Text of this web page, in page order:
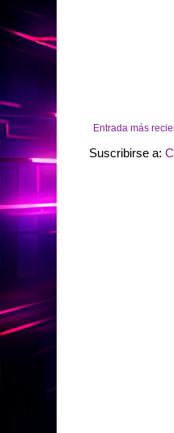
Entrada más
Suscribirse a: